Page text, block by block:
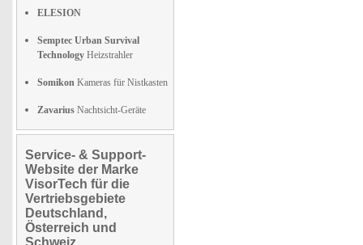
ELESION
Semptec Urban Survival
Technology Heizstrahler
Somikon Kameras für Nistkasten
Zavarius Nachtsicht-Geräte
Service- & Support-
Website der Marke
VisorTech für die
Vertriebsgebiete
Deutschland,
Österreich und
Schweiz